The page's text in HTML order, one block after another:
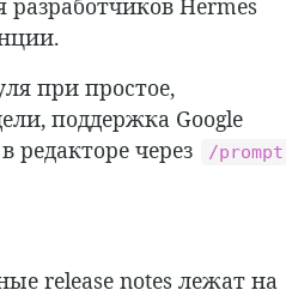
Hermes
при простое,
поддержка Google
редакторе через /prompt
release notes лежат на